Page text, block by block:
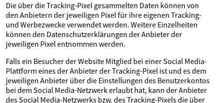
Die über die Tracking-Pixel gesammelten Daten können von
den Anbietern der jeweiligen Pixel für ihre eigenen Tracking-
und Werbezwecke verwendet werden. Weitere Einzelheiten
können den Datenschutzerklärungen der Anbieter der
jeweiligen Pixel entnommen werden.
Falls ein Besucher der Website Mitglied bei einer Social Media-
Plattform eines der Anbieter der Tracking-Pixel ist und es dem
jeweiligen Anbieter über die Einstellungen des Benutzerkontos
bei dem Social Media-Netzwerk erlaubt hat, kann der Anbieter
des Social Media-Netzwerks bzw. des Tracking-Pixels die über